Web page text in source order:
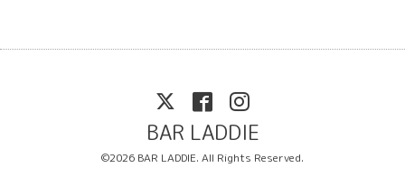
BAR LADDIE
©2026 BAR LADDIE. All Rights Reserved.